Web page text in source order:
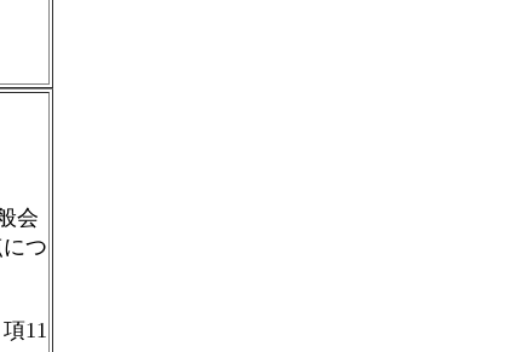
会
つ
11